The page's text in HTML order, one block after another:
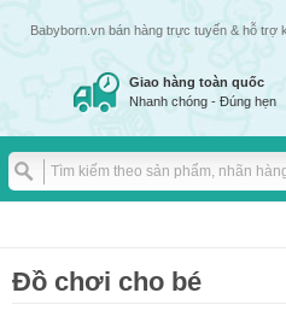
Babyborn.vn bán hàng trực tuyến & hỗ trợ
Giao hàng toàn quốc
Nhanh chóng - Đúng hẹn
Đồ chơi cho bé